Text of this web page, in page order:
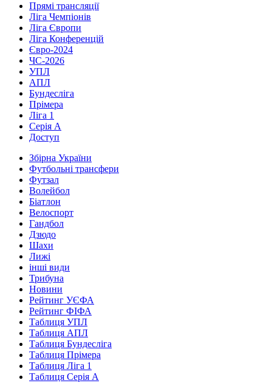
Прямі трансляції
Ліга Чемпіонів
Ліга Європи
Ліга Конференцій
Євро-2024
ЧС-2026
УПЛ
АПЛ
Бундесліга
Прімера
Ліга 1
Серія А
Доступ
Збірна України
Футбольні трансфери
Футзал
Волейбол
Біатлон
Велоспорт
Гандбол
Дзюдо
Шахи
Лижі
інші види
Трибуна
Новини
Рейтинг УЄФА
Рейтинг ФІФА
Таблиця УПЛ
Таблиця АПЛ
Таблиця Бундесліга
Таблиця Прімера
Таблиця Ліга 1
Таблиця Серія А